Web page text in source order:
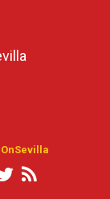
OnSevilla